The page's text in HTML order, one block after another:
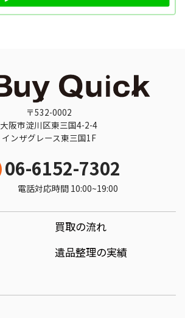
〒532-0002
大阪市淀川区東三国4-2-4
インザグレース東三国1F
06-6152-7302
電話対応時間 10:00~19:00
買取の流れ
遺品整理の実績